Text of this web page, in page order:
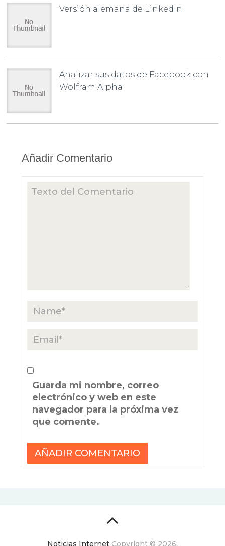
Versión alemana de LinkedIn
Analizar sus datos de Facebook con
Wolfram Alpha
Añadir Comentario
Guarda mi nombre, correo
electrónico y web en este
navegador para la próxima vez
que comente.